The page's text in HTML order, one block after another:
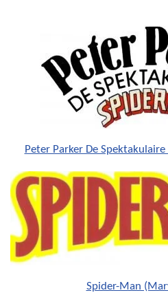
Peter Parker De
Spider-Man